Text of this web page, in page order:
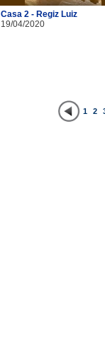
Casa 2 - Regiz Luiz
19/04/2020
1 2